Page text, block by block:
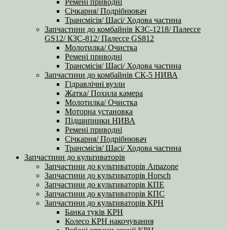
Січкарня/ Подрібнювач
Трансмісія/ Шасі/ Ходова частина
Запчастини до комбайнів КЗС-1218/ Палессе
GS12/ КЗС-812/ Палессе GS812
Молотилка/ Очистка
Ремені приводні
Трансмісія/ Шасі/ Ходова частина
Запчастини до комбайнів СК-5 НИВА
Гідравлічні вузли
Жатка/ Похила камера
Молотилка/ Очистка
Моторна установка
Підшипники НИВА
Ремені приводні
Січкарня/ Подрібнювач
Трансмісія/ Шасі/ Ходова частина
Запчастини до культиваторів
Запчастини до культиваторів Amazone
Запчастини до культиваторів Horsch
Запчастини до культиваторів КПЕ
Запчастини до культиваторів КПС
Запчастини до культиваторів КРН
Банка туків КРН
Колесо КРН накочування